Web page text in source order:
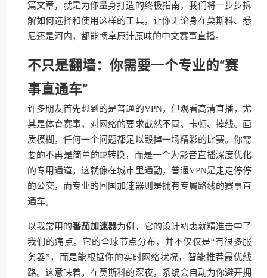
篇文章，就是为你量身打造的终极指南，我们将一步步拆
解如何选择和使用这样的工具，让你无论身在莫斯科、悉
尼还是河内，都能畅享原汁原味的中文赛事直播。
不只是翻墙：你需要一个专业的“赛
事直通车”
许多朋友首先想到的是普通的VPN，但观看高清直播，尤
其是体育赛事，对网络的要求截然不同。卡顿、掉线、画
质模糊，任何一个问题都足以毁掉一场精彩的比赛。你需
要的不再是简单的IP转换，而是一个为影音直播深度优化
的专用通道。这就像在城市里通勤，普通VPN是走走停停
的公交，而专业的回国加速器则是拥有专属路线的赛事直
通车。
以我常用的番茄加速器为例，它的设计初衷就精准击中了
我们的痛点。它的全球节点分布，并不仅仅是“有很多服
务器”，而是能根据你的实时网络状况，智能推荐最优线
路。这意味着，在莫斯科的深夜，系统会自动为你避开拥